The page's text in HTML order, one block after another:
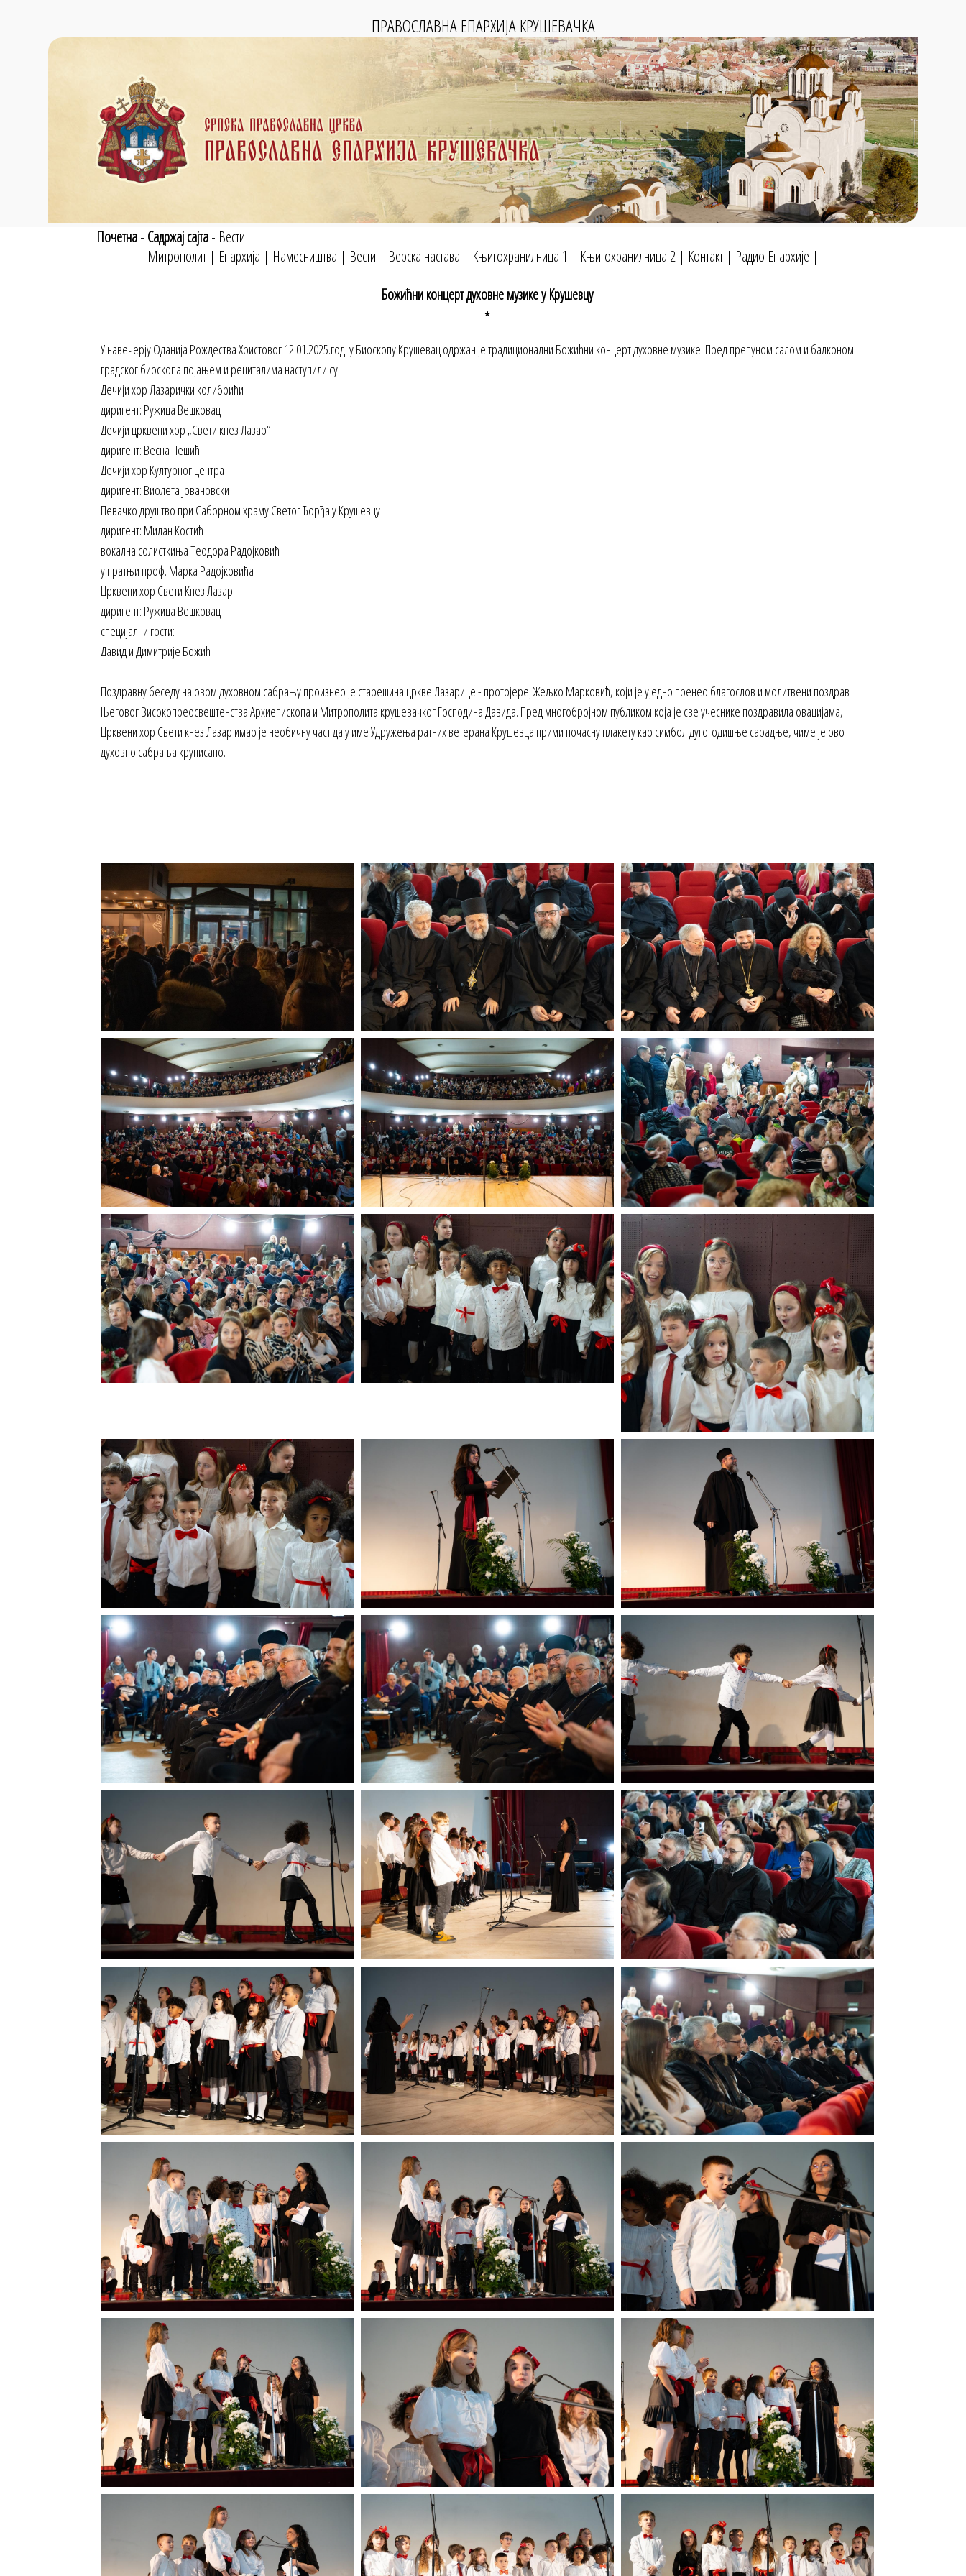
ПРАВОСЛАВНА ЕПАРХИЈА КРУШЕВАЧКА
Почетна- Садржај сајта- Вести
Митрополит| Епархија | Намесништва | Вести | Верска настава | Књигохранилница 1 | Књигохранилница 2| Контакт| Радио Епархије |
Божићни концерт духовне музике у Крушевцу
*
У навечерју Оданија Рождества Христовог 12.01.2025.год. у Биоскопу Крушевац одржан је традиционални Божићни концерт духовне музике. Пред препуном салом и балконом
градског биоскопа појањем и рециталима наступили су:
Дечији хор Лазарички колибрићи
диригент: Ружица Вешковац
Дечији црквени хор „Свети кнез Лазар“
диригент: Весна Пешић
Дечији хор Културног центра
диригент: Виолета Јовановски
Певачко друштво при Саборном храму Светог Ђорђа у Крушевцу
диригент: Милан Костић
вокална солисткиња Теодора Радојковић
у пратњи проф. Марка Радојковића
Црквени хор Свети Кнез Лазар
диригент: Ружица Вешковац
специјални гости:
Давид и Димитрије Божић
Поздравну беседу на овом духовном сабрању произнео је старешина цркве Лазарице - протојереј Жељко Марковић, који је уједно пренео благослов и молитвени поздрав
Његовог Високопреосвештенства Архиепископа и Митрополита крушевачког Господина Давида. Пред многобројном публиком која је све учеснике поздравила овацијама,
Црквени хор Свети кнез Лазар имао је необичну част да у име Удружења ратних ветерана Крушевца прими почасну плакету као симбол дугогодишње сарадње, чиме је ово
духовно сабрања крунисано.